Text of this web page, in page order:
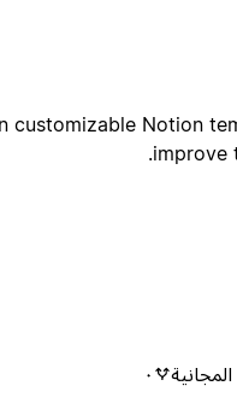
customizable Notion
improve
٠